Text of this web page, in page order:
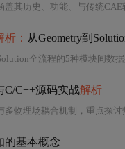
历史、功能、与传统CAE软件对
析： 从Geometry到
全流程的5种模块间数
C/C++源码实战解析
多物理场耦合机制，重点探
的基本概念